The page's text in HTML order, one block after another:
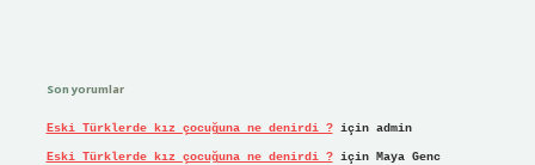
Son yorumlar
Eski Türklerde kız çocuğuna ne denirdi ?için admin
Eski Türklerde kız çocuğuna ne denirdi ?için Maya Genc